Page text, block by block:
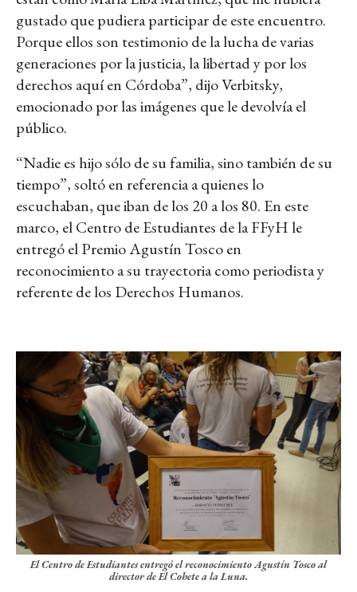
gustado que pudiera participar de este encuentro.
Porque ellos son testimonio de la lucha de varias
generaciones por la justicia, la libertad y por los
derechos aquí en Córdoba”, dijo Verbitsky,
emocionado por las imágenes que le devolvía el
público.
“Nadie es hijo sólo de su familia, sino también de su
tiempo”, soltó en referencia a quienes lo
escuchaban, que iban de los 20 a los 80. En este
marco, el Centro de Estudiantes de la FFyH le
entregó el Premio Agustín Tosco en
reconocimiento a su trayectoria como periodista y
referente de los Derechos Humanos.
El Centro de Estudiantes entregó el reconocimiento Agustín Tosco al
director de El Cohete a la Luna.